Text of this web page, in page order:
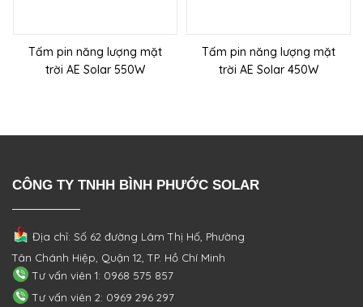
Tấm pin năng lượng mặt
trời AE Solar 550W
Tấm pin năng lượng mặt
trời AE Solar 450W
CÔNG TY TNHH BÌNH PHƯỚC SOLAR
Địa chỉ: Số 62 đường Lâm Thị Hố, Phường
Tân Chánh Hiệp, Quận 12, TP. Hồ Chí Minh
Tư vấn viên 1: 0968 575 857
Tư vấn viên 2: 0969 296 297